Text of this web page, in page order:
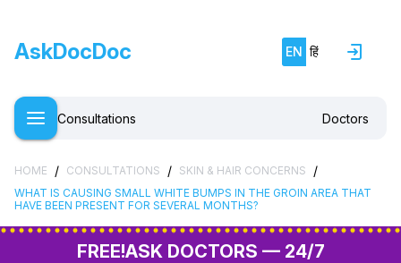
AskDocDoc EN हिं
Consultations Doctors
HOME / CONSULTATIONS / SKIN & HAIR CONCERNS /
WHAT IS CAUSING SMALL WHITE BUMPS IN THE GROIN AREA THAT
HAVE BEEN PRESENT FOR SEVERAL MONTHS?
FREE!ASK DOCTORS — 24/7